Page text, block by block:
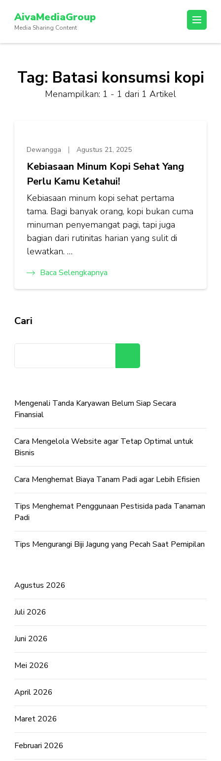
konten
(Tekan
AivaMediaGroup
Media Sharing Content
Tag: Batasi konsumsi kopi
Menampilkan: 1 - 1 dari 1 Artikel
Dewangga Agustus 21, 2025
Kebiasaan Minum Kopi Sehat Yang
Perlu Kamu Ketahui!
Kebiasaan minum kopi sehat pertama
tama. Bagi banyak orang, kopi bukan cuma
minuman penyemangat pagi, tapi juga
bagian dari rutinitas harian yang sulit di
lewatkan. …
Baca Selengkapnya
Cari
Mengenali Tanda Karyawan Belum Siap Secara
Finansial
Cara Mengelola Website agar Tetap Optimal untuk
Bisnis
Cara Menghemat Biaya Tanam Padi agar Lebih Efisien
Tips Menghemat Penggunaan Pestisida pada Tanaman
Padi
Tips Mengurangi Biji Jagung yang Pecah Saat Pemipilan
Agustus 2026
Juli 2026
Juni 2026
Mei 2026
April 2026
Maret 2026
Februari 2026